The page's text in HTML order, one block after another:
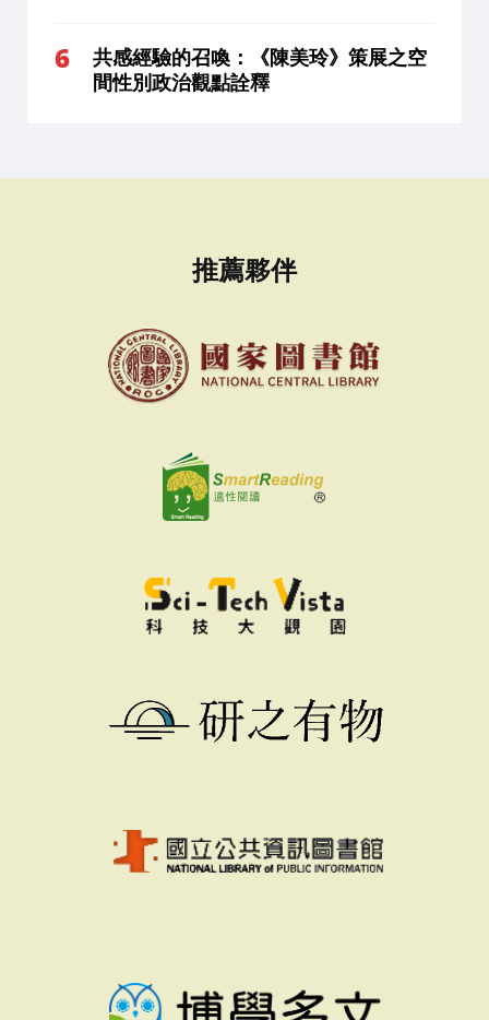
共感經驗的召喚：《陳美玲》策展之空
間性別政治觀點詮釋
推薦夥伴